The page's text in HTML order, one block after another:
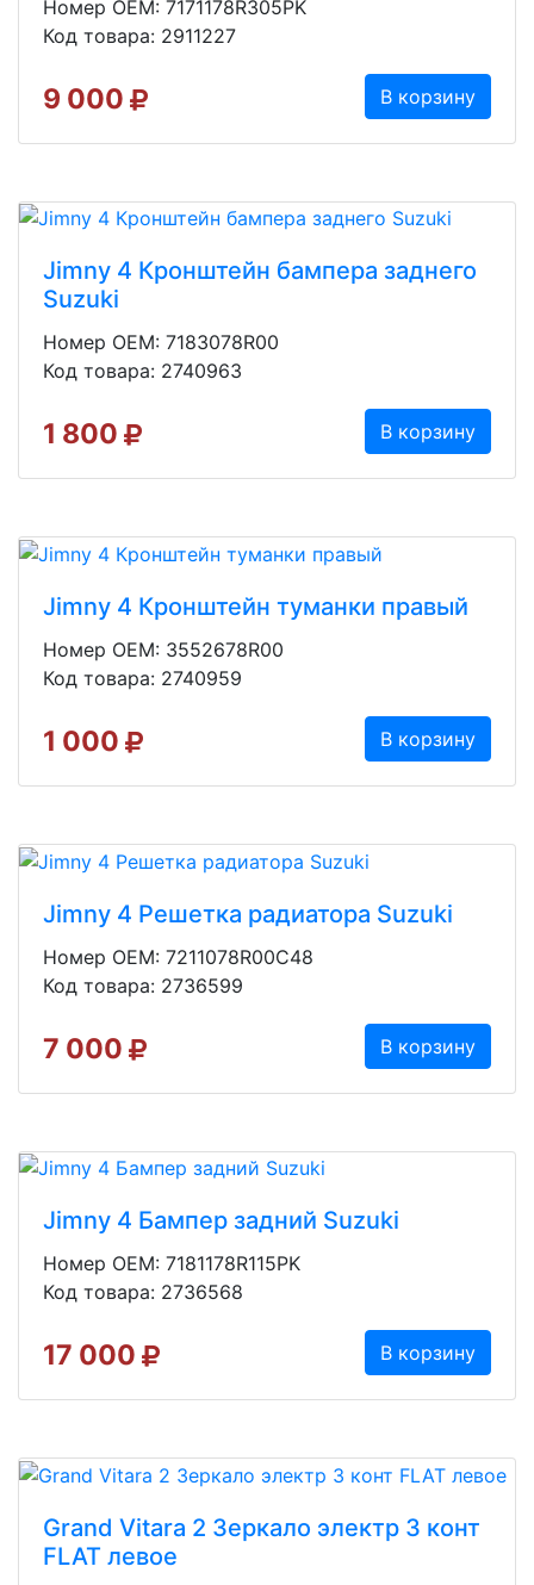
Номер OEM: 7171178R305PK
Код товара: 2911227
9 000 В корзину
Jimny 4 Кронштейн бампера заднего
Suzuki
Номер OEM: 7183078R00
Код товара: 2740963
1 800 В корзину
Jimny 4 Кронштейн туманки правый
Номер OEM: 3552678R00
Код товара: 2740959
1 000 В корзину
Jimny 4 Решетка радиатора Suzuki
Номер OEM: 7211078R00C48
Код товара: 2736599
7 000 В корзину
Jimny 4 Бампер задний Suzuki
Номер OEM: 7181178R115PK
Код товара: 2736568
17 000 В корзину
Grand Vitara 2 Зеркало электр 3 конт
FLAT левое